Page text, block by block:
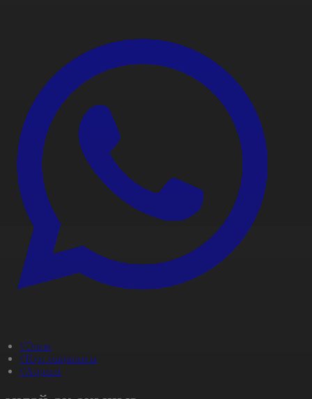
#Әлем
#Күн жаңалығы
#Aqparat